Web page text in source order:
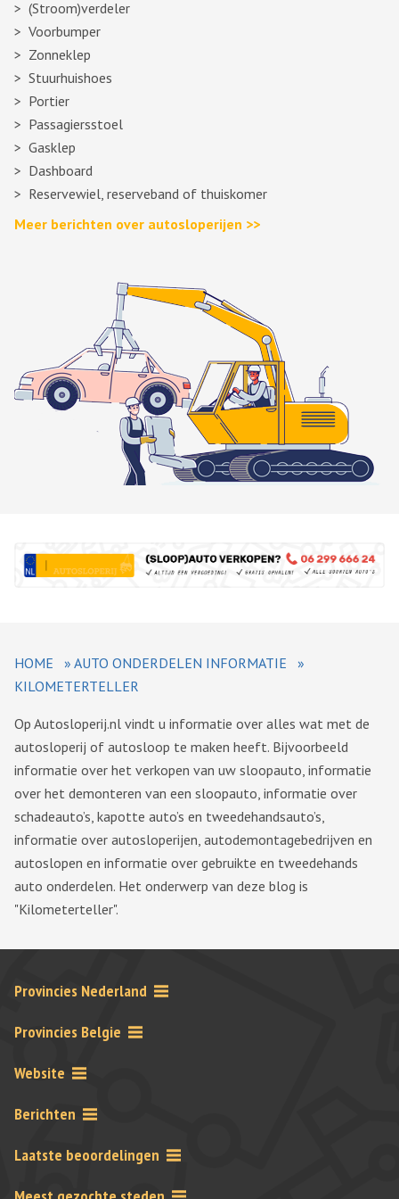
(Stroom)verdeler
Voorbumper
Zonneklep
Stuurhuishoes
Portier
Passagiersstoel
Gasklep
Dashboard
Reservewiel, reserveband of thuiskomer
Meer berichten over autosloperijen >>
HOME » AUTO ONDERDELEN INFORMATIE
»
KILOMETERTELLER
Op Autosloperij.nl vindt u informatie over alles wat met de
autosloperij of autosloop te maken heeft. Bijvoorbeeld
informatie over het verkopen van uw sloopauto, informatie
over het demonteren van een sloopauto, informatie over
schadeauto’s, kapotte auto’s en tweedehandsauto’s,
informatie over autosloperijen, autodemontagebedrijven en
autoslopen en informatie over gebruikte en tweedehands
auto onderdelen. Het onderwerp van deze blog is
"Kilometerteller".
Provincies Nederland
Provincies Belgie
Website
Berichten
Laatste beoordelingen